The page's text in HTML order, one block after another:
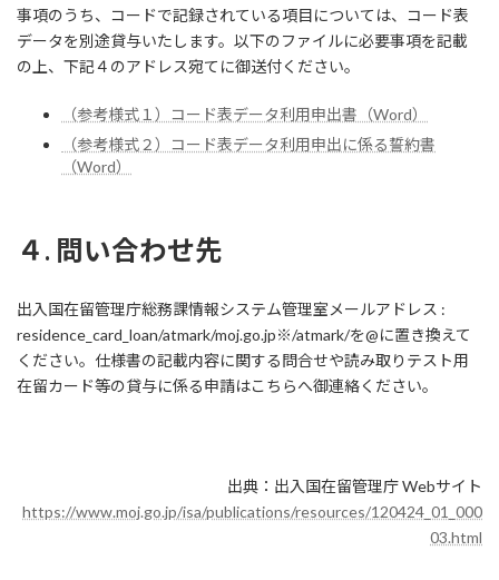
事項のうち、コードで記録されている項目については、コード表
データを別途貸与いたします。以下のファイルに必要事項を記載
の上、下記４のアドレス宛てに御送付ください。
（参考様式１）コード表データ利用申出書（Word）
（参考様式２）コード表データ利用申出に係る誓約書
（Word）
４. 問い合わせ先
出入国在留管理庁総務課情報システム管理室メールアドレス :
residence_card_loan/atmark/moj.go.jp※/atmark/を@に置き換えて
ください。仕様書の記載内容に関する問合せや読み取りテスト用
在留カード等の貸与に係る申請はこちらへ御連絡ください。
出典：出入国在留管理庁 Webサイト
https://www.moj.go.jp/isa/publications/resources/120424_01_000
03.html